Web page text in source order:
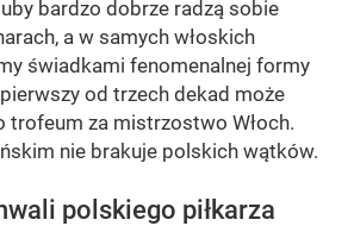
bardzo dobrze radzą sobie
a w samych włoskich
świadkami fenomenalnej formy
od trzech dekad może
trofeum za mistrzostwo Włoch.
nie brakuje polskich wątków.
polskiego piłkarza